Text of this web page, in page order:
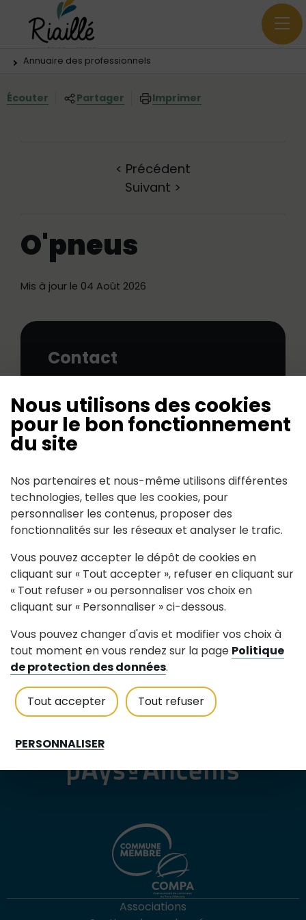
Panneau de gestion des cookies
Nous utilisons des cookies
pour le bon fonctionnement
du site
Nos partenaires et nous-même utilisons différentes
technologies, telles que les cookies, pour
personnaliser les contenus, proposer des
fonctionnalités sur les réseaux et analyser le trafic.
Vous pouvez accepter le dépôt de cookies en
cliquant sur « Tout accepter », refuser en cliquant sur
« Tout refuser » ou personnaliser vos choix en
cliquant sur « Personnaliser » ci-dessous.
Vous pouvez changer d'avis et modifier vos choix à
tout moment en vous rendez sur la page Politique
de protection des données.
Tout accepter Tout refuser
PERSONNALISER
Menu principal
Contenus
Vous êtes ici:
Annuaire des professionnels
Écouter Partager Imprimer
< Précédent
Suivant >
O'pneus
Mis à jour le 04 Août 2026
Contact
391, rue de l'Erdre 44440
RIAILLE
02 40 34 03 28
170, rue du Cèdre 44440 RIAILLÉ
accueilmairie@riaille.fr
Horaires d'accueil
Lundi au jeudi : 8h30-12h30
Vendredi : 8h30-12h30 et 13h30-16h30
Associations